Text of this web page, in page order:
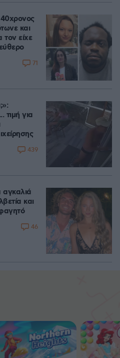
και
τον είχε
71
τιμή για
439
αγκαλιά
και
46